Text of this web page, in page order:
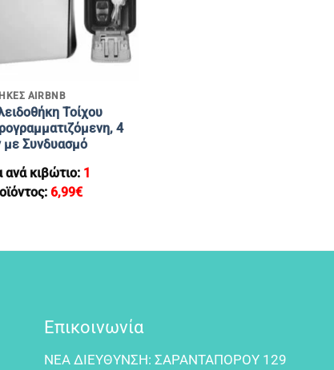
AIRBNB
Τοίχου
4
Συνδυασμό
ανά κιβώτιο: 1
6,99€
Επικοινωνία
NEA ΔIEYΘYNΣH: ΣAPANTAΠOPOY 129